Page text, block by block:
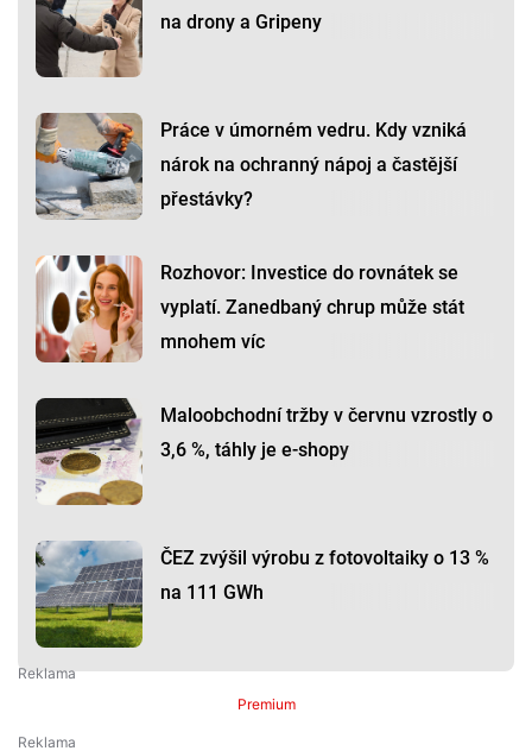
na drony a Gripeny
Práce v úmorném vedru. Kdy vzniká
nárok na ochranný nápoj a častější
přestávky?
Rozhovor: Investice do rovnátek se
vyplatí. Zanedbaný chrup může stát
mnohem víc
Maloobchodní tržby v červnu vzrostly o
3,6 %, táhly je e-shopy
ČEZ zvýšil výrobu z fotovoltaiky o 13 %
na 111 GWh
Premium